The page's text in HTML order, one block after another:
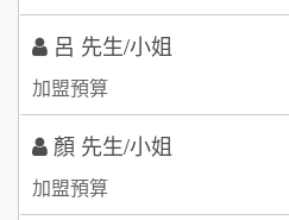
88thai發發泰-泰式飯行
8 呷尚寶
9 SHARE TEA歇腳亭
TEA TOP台灣第一味
顏 先生/小姐
加盟預算
廖 先生/小姐
加盟預算
【曉妍美妝】誠徵行政櫃檯
自助洗衣店誠徵代洗收送
MUSHEN徵SPA美容芳療師
日十。早午食加盟說明會